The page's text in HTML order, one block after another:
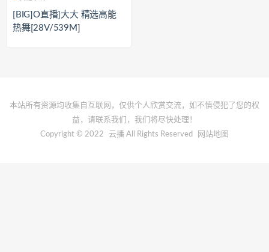
[BIG]O直播]大大 精选高能
热舞[28V/539M]
本站所有资源均收集自互联网，仅供个人欣赏交流，如不慎侵犯了您的权
益，请联系我们，我们将尽快处理！
Copyright © 2022
云播 All Rights Reserved 网站地图